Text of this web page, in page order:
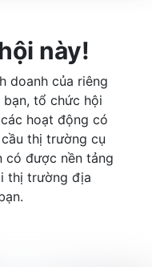
này!
doanh của riêng
tổ chức hội
hoạt động có
thị trường cụ
có được nền tảng
thị trường địa